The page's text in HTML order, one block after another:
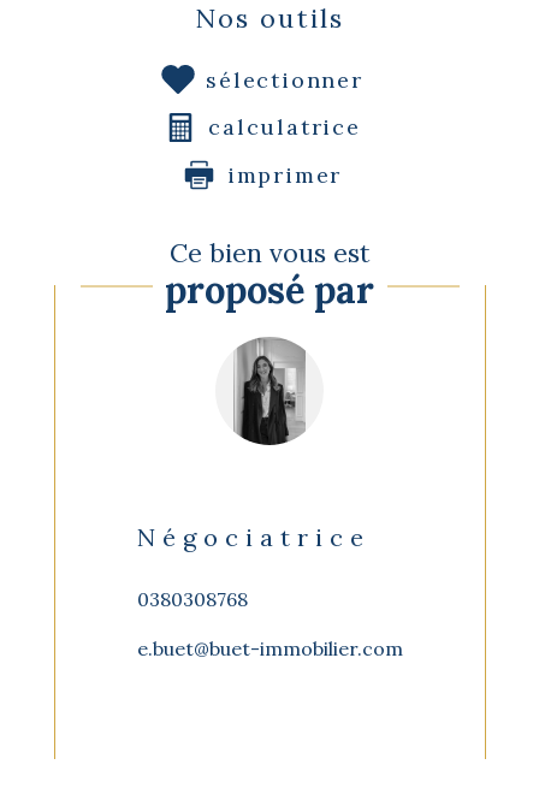
Nos outils
sélectionner
calculatrice
imprimer
Ce bien vous est
proposé par
Négociatrice
0380308768
e.buet@buet-immobilier.com